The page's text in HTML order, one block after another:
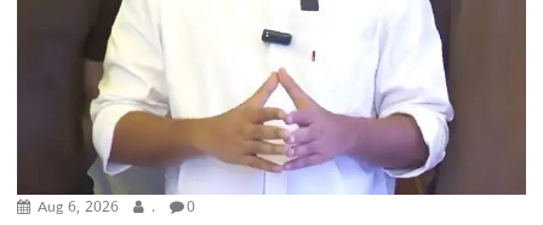
Aug 6, 2026 . 0